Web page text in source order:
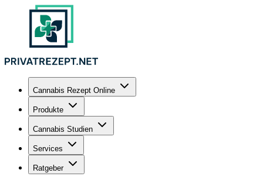
Cannabis Rezept Online
Produkte
Cannabis Studien
Services
Ratgeber